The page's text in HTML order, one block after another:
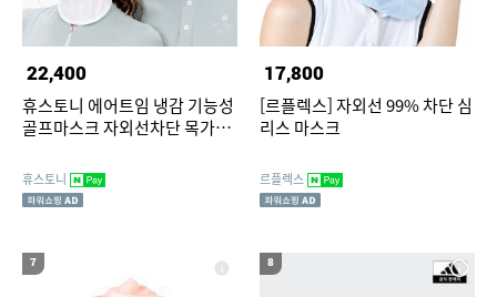
22,400
휴스토니 에어트임 냉감 기능성
골프마스크 자외선차단 목가리
휴스토니
17,800
[르플렉스] 자외선 99% 차단 심
리스 마스크
르플렉스
7 8